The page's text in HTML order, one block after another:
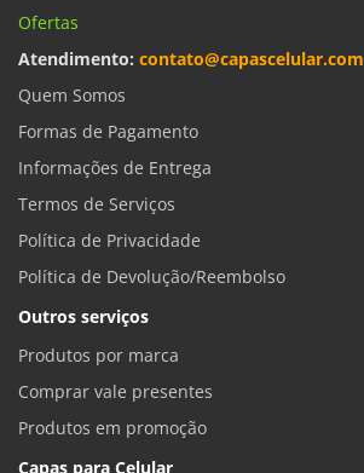
Ofertas
Atendimento: contato@capascelular.com
Quem Somos
Formas de Pagamento
Informações de Entrega
Termos de Serviços
Política de Privacidade
Política de Devolução/Reembolso
Outros serviços
Produtos por marca
Comprar vale presentes
Produtos em promoção
Capas para Celular